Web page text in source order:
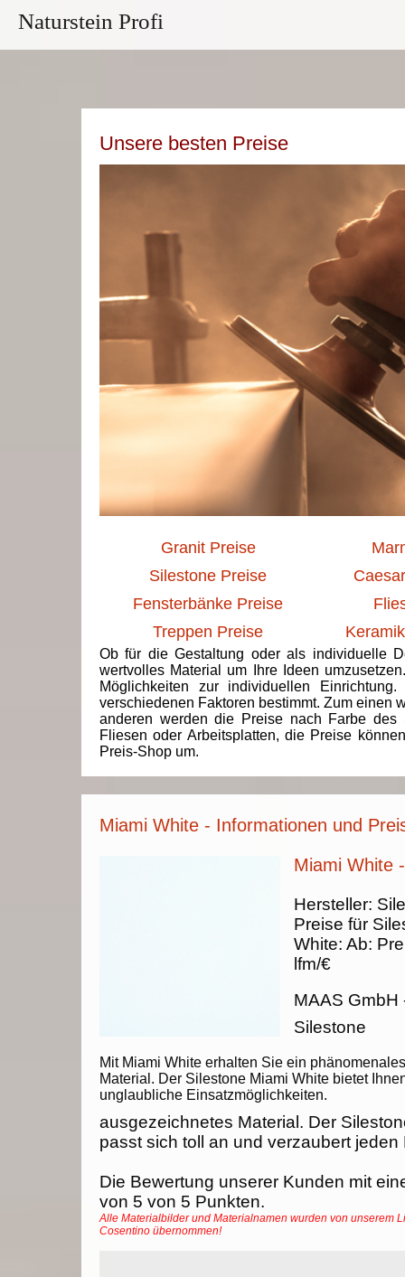
Naturstein Profi
Unsere besten Preise
Granit Preise
Silestone Preise
Fensterbänke Preise
Treppen Preise
Ob für die Gestaltung oder als individuelle
wertvolles Material um Ihre Ideen
Möglichkeiten zur individuellen
verschiedenen Faktoren bestimmt. Zum einen
anderen werden die Preise nach Farbe des
Fliesen oder Arbeitsplatten, die Preise
Preis-Shop um.
Miami White - Informationen und
Miami White
Mit Miami White erhalten Sie ein phänomenales
Material. Der Silestone Miami White bietet
unglaubliche Einsatzmöglichkeiten.
Hersteller:
Preise für
White: Ab:
lfm/€
MAAS GmbH
Silestone
ausgezeichnetes Material. Der
passt sich toll an und verzaubert jeden
Die Bewertung unserer Kunden mit
von 5 von 5 Punkten.
Alle Materialbilder und Materialnamen wurden von unserem
Cosentino übernommen!